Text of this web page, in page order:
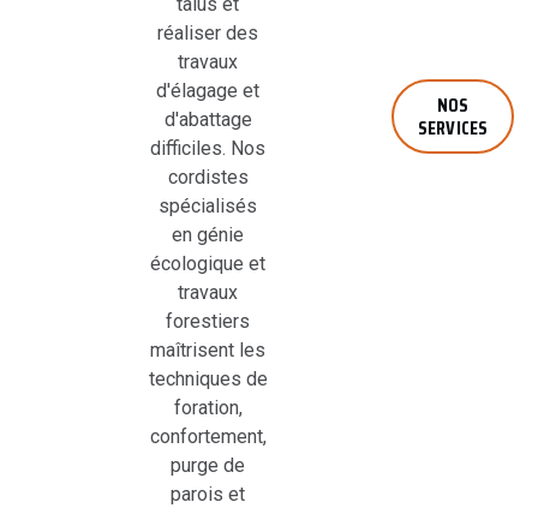
talus et
réaliser des
travaux
d'élagage et
d'abattage
difficiles. Nos
cordistes
spécialisés
en génie
écologique et
travaux
forestiers
maîtrisent les
techniques de
foration,
confortement,
purge de
parois et
NOS
SERVICES